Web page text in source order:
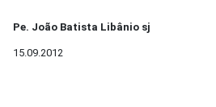
Pe. João Batista Libânio sj
15.09.2012